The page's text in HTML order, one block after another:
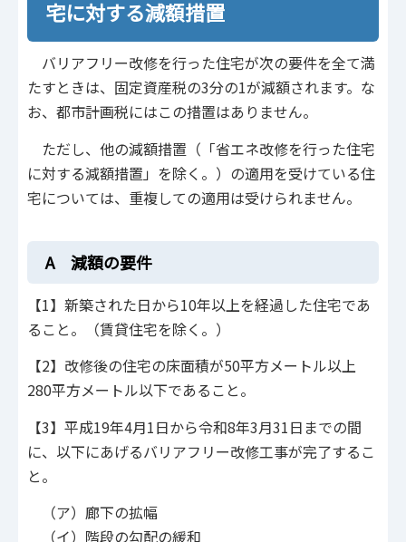
宅に対する減額措置
バリアフリー改修を行った住宅が次の要件を全て満
たすときは、固定資産税の3分の1が減額されます。な
お、都市計画税にはこの措置はありません。
ただし、他の減額措置（「省エネ改修を行った住宅
に対する減額措置」を除く。）の適用を受けている住
宅については、重複しての適用は受けられません。
A 減額の要件
【1】新築された日から10年以上を経過した住宅であ
ること。（賃貸住宅を除く。）
【2】改修後の住宅の床面積が50平方メートル以上
280平方メートル以下であること。
【3】平成19年4月1日から令和8年3月31日までの間
に、以下にあげるバリアフリー改修工事が完了するこ
と。
（ア）廊下の拡幅
（イ）階段の勾配の緩和